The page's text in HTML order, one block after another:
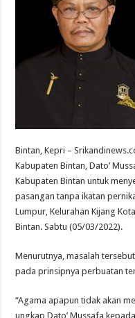
Bintan, Kepri –
Kabupaten Bintan, Dato’
Kabupaten Bintan untuk
pasangan tanpa ikatan
Lumpur, Kelurahan Kijang
Bintan. Sabtu (05/03/2022).
Menurutnya, masalah
pada prinsipnya perbuatan
“Agama apapun tidak akan
ungkap Dato’ Mussafa